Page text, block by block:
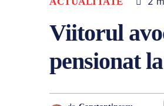
Viitorul
pensionat